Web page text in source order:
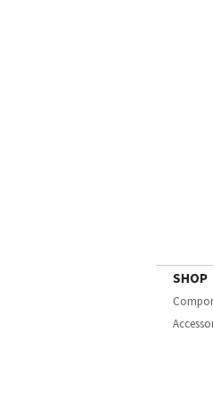
SHOP